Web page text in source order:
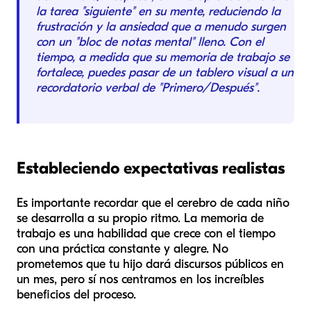
la tarea "siguiente" en su mente, reduciendo la
frustración y la ansiedad que a menudo surgen
con un "bloc de notas mental" lleno. Con el
tiempo, a medida que su memoria de trabajo se
fortalece, puedes pasar de un tablero visual a un
recordatorio verbal de "Primero/Después".
Estableciendo expectativas realistas
Es importante recordar que el cerebro de cada niño
se desarrolla a su propio ritmo. La memoria de
trabajo es una habilidad que crece con el tiempo
con una práctica constante y alegre. No
prometemos que tu hijo dará discursos públicos en
un mes, pero sí nos centramos en los increíbles
beneficios del proceso.